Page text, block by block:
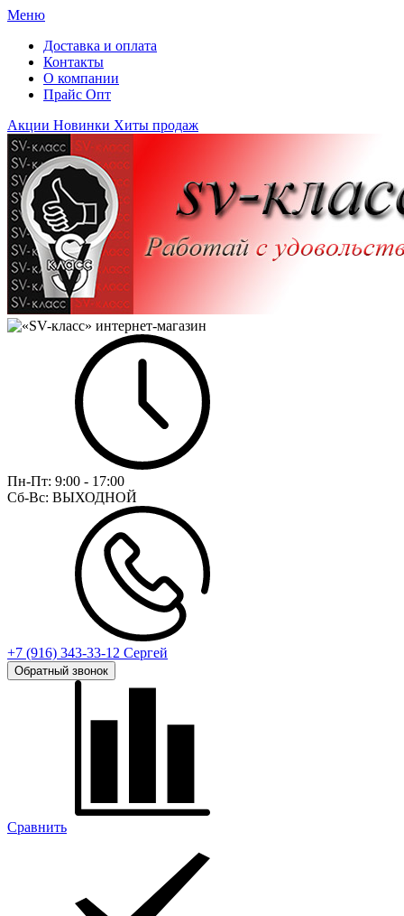
Меню
Доставка и оплата
Контакты
О компании
Прайс Опт
Акции Новинки Хиты продаж
Пн-Пт: 9:00 - 17:00
Сб-Вс: ВЫХОДНОЙ
+7 (916) 343-33-12 Сергей
Обратный звонок
Сравнить